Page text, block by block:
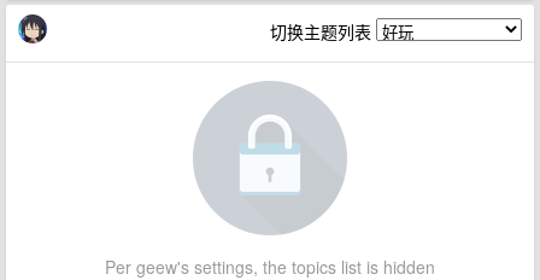
切换主题列表
Per geew's settings, the topics list is hidden